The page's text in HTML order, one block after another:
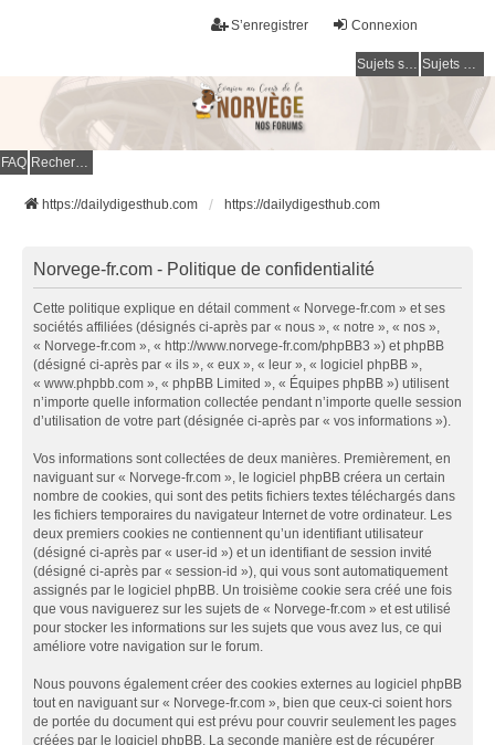
Connexion
S’enregistrer
Sujets sans réponse Sujets actifs
FAQ Rechercher
https://dailydigesthub.com https://dailydigesthub.com
Norvege-fr.com - Politique de confidentialité
Cette politique explique en détail comment « Norvege-fr.com » et ses
sociétés affiliées (désignés ci-après par « nous », « notre », « nos »,
« Norvege-fr.com », « http://www.norvege-fr.com/phpBB3 ») et phpBB
(désigné ci-après par « ils », « eux », « leur », « logiciel phpBB »,
« www.phpbb.com », « phpBB Limited », « Équipes phpBB ») utilisent
n’importe quelle information collectée pendant n’importe quelle session
d’utilisation de votre part (désignée ci-après par « vos informations »).
Vos informations sont collectées de deux manières. Premièrement, en
naviguant sur « Norvege-fr.com », le logiciel phpBB créera un certain
nombre de cookies, qui sont des petits fichiers textes téléchargés dans
les fichiers temporaires du navigateur Internet de votre ordinateur. Les
deux premiers cookies ne contiennent qu’un identifiant utilisateur
(désigné ci-après par « user-id ») et un identifiant de session invité
(désigné ci-après par « session-id »), qui vous sont automatiquement
assignés par le logiciel phpBB. Un troisième cookie sera créé une fois
que vous naviguerez sur les sujets de « Norvege-fr.com » et est utilisé
pour stocker les informations sur les sujets que vous avez lus, ce qui
améliore votre navigation sur le forum.
Nous pouvons également créer des cookies externes au logiciel phpBB
tout en naviguant sur « Norvege-fr.com », bien que ceux-ci soient hors
de portée du document qui est prévu pour couvrir seulement les pages
créées par le logiciel phpBB. La seconde manière est de récupérer